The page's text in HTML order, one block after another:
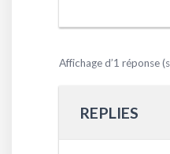
Affichage d’1 réponse
REPLIES